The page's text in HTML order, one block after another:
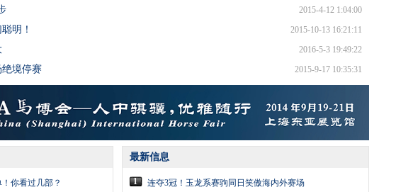
2015-4-12 1:04:00
明！ 2015-10-13 16:21:11
2016-5-3 19:49:22
境停赛 2015-9-17 10:35:31
你看过几部？
最新信息
1
连夺3冠！玉龙系赛驹同日笑傲海内外赛场